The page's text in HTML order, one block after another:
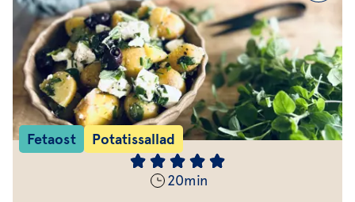
Fetaost Potatissallad
20min